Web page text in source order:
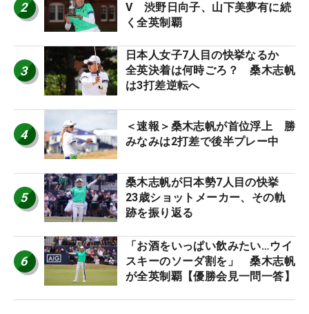
2
V 渋野日向子、山下美夢有に続
く全英制覇
3
日本人女子7人目の快挙なるか
全英決着は何時ごろ？ 桑木志帆
は3打差逆転へ
4
＜速報＞桑木志帆が首位浮上 勝
みなみは2打差で後半プレー中
5
桑木志帆が日本勢7人目の快挙
23歳ショットメーカー、その軌
跡を振り返る
6
「お酒をいっぱい飲みたい…ウイ
スキーのソーダ割を」 桑木志帆
が全英制覇【優勝会見一問一答】